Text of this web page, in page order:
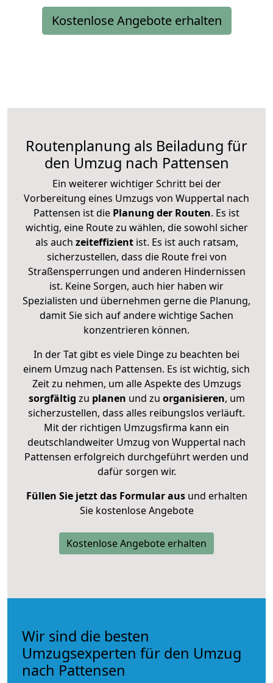
Kostenlose Angebote erhalten
Routenplanung als Beiladung für
den Umzug nach Pattensen
Ein weiterer wichtiger Schritt bei der
Vorbereitung eines Umzugs von Wuppertal nach
Pattensen ist die Planung der Routen. Es ist
wichtig, eine Route zu wählen, die sowohl sicher
als auch zeiteffizientist. Es ist auch ratsam,
sicherzustellen, dass die Route frei von
Straßensperrungen und anderen Hindernissen
ist. Keine Sorgen, auch hier haben wir
Spezialisten und übernehmen gerne die Planung,
damit Sie sich auf andere wichtige Sachen
konzentrieren können.
In der Tat gibt es viele Dinge zu beachten bei
einem Umzug nach Pattensen. Es ist wichtig, sich
Zeit zu nehmen, um alle Aspekte des Umzugs
sorgfältig zu planen und zu organisieren, um
sicherzustellen, dass alles reibungslos verläuft.
Mit der richtigen Umzugsfirma kann ein
deutschlandweiter Umzug von Wuppertal nach
Pattensen erfolgreich durchgeführt werden und
dafür sorgen wir.
Füllen Sie jetzt das Formular ausund erhalten
Sie kostenlose Angebote
Kostenlose Angebote erhalten
Wir sind die besten
Umzugsexperten für den Umzug
nach Pattensen